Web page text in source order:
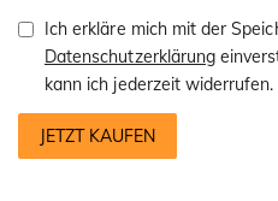
Ich erkläre mich mit der
Datenschutzerklärung
kann ich jederzeit widerrufen.
JETZT KAUFEN